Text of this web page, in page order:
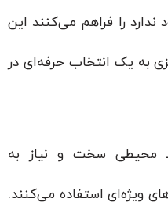
را فراهم می‌کنند این
یک انتخاب حرفه‌ای در
محیطی سخت و نیاز به
ویژه‌ای استفاده می‌کنند.